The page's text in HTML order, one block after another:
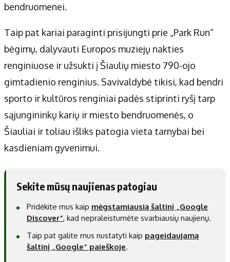
bendruomenei.
Taip pat kariai paraginti prisijungti prie „Park Run“
bėgimų, dalyvauti Europos muziejų nakties
renginiuose ir užsukti į Šiaulių miesto 790-ojo
gimtadienio renginius. Savivaldybė tikisi, kad bendri
sporto ir kultūros renginiai padės stiprinti ryšį tarp
sąjungininkų karių ir miesto bendruomenės, o
Šiauliai ir toliau išliks patogia vieta tarnybai bei
kasdieniam gyvenimui.
Sekite mūsų naujienas patogiau
Pridėkite mus kaip mėgstamiausią šaltinį „Google
Discover“, kad nepraleistumėte svarbiausių naujienų.
Taip pat galite mus nustatyti kaip pageidaujamą
šaltinį „Google“ paieškoje.